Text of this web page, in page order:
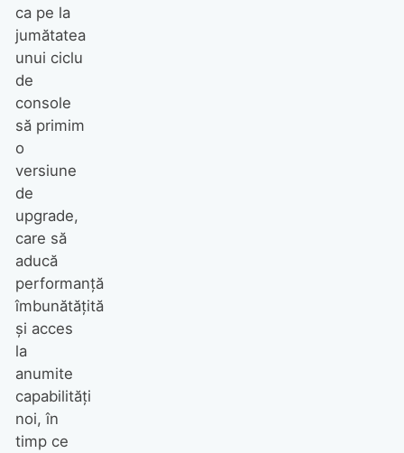
ca pe la
jumătatea
unui ciclu
de
console
să primim
o
versiune
de
upgrade,
care să
aducă
performanță
îmbunătățită
și acces
la
anumite
capabilități
noi, în
timp ce